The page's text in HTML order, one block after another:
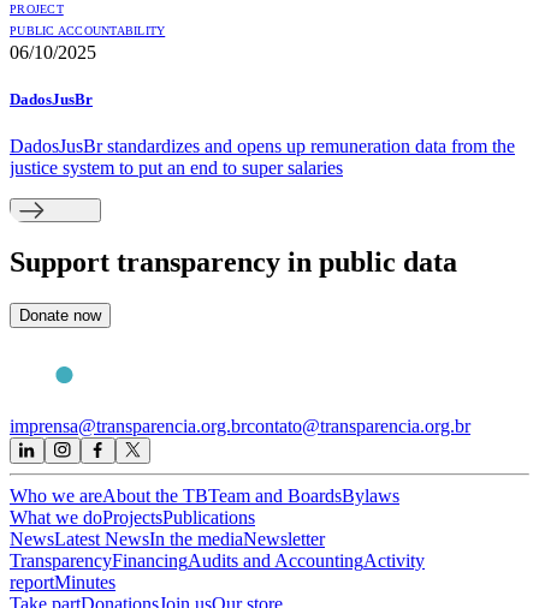
PROJECT
PUBLIC ACCOUNTABILITY
06/10/2025
DadosJusBr
DadosJusBr standardizes and opens up remuneration data from the
justice system to put an end to super salaries
Support transparency in public data
Donate now
imprensa@transparencia.org.brcontato@transparencia.org.br
Who we areAbout the TBTeam and BoardsBylaws
What we doProjectsPublications
NewsLatest NewsIn the mediaNewsletter
TransparencyFinancingAudits and AccountingActivity
reportMinutes
Take partDonationsJoin usOur store